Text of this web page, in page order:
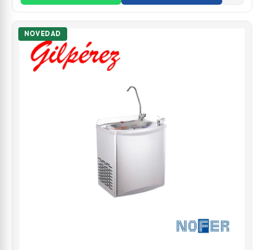
NOVEDAD